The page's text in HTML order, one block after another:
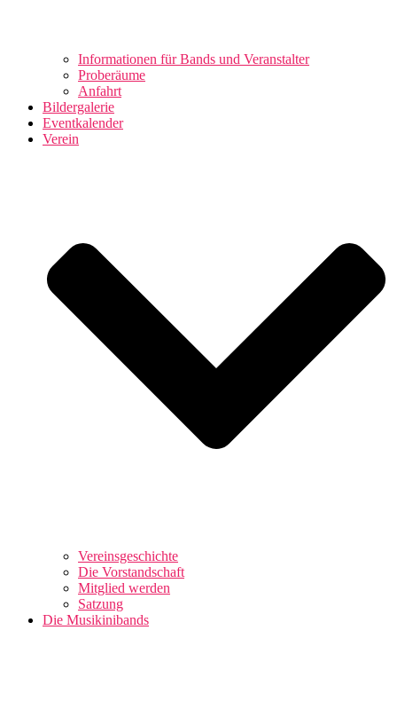
Informationen für Bands und Veranstalter
Proberäume
Anfahrt
Bildergalerie
Eventkalender
Verein
Vereinsgeschichte
Die Vorstandschaft
Mitglied werden
Satzung
Die Musikinibands